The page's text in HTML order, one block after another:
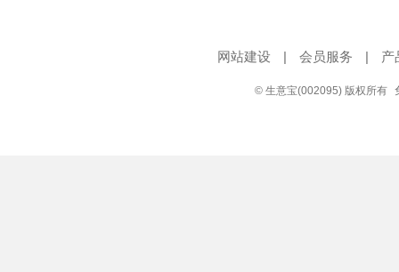
网站建设 | 会员服务 | 产
© 生意宝(002095) 版权所有